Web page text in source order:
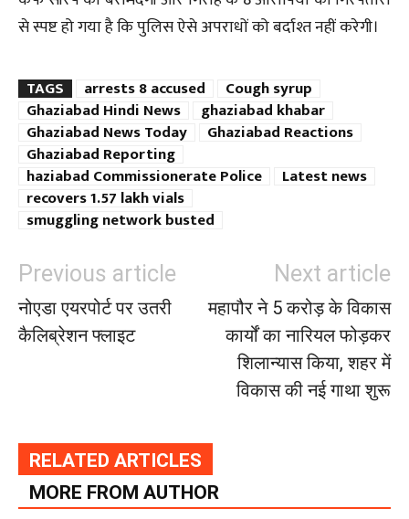
से स्पष्ट हो गया है कि पुलिस ऐसे अपराधों को बर्दाश्त नहीं करेगी।
TAGS arrests 8 accused
Cough syrup
Ghaziabad Hindi News
ghaziabad khabar
Ghaziabad News Today
Ghaziabad Reactions
Ghaziabad Reporting
haziabad Commissionerate Police
Latest news
recovers 1.57 lakh vials
smuggling network busted
Previous article
नोएडा एयरपोर्ट पर उतरी
कैलिब्रेशन फ्लाइट
Next article
महापौर ने 5 करोड़ के विकास
कार्यों का नारियल फोड़कर
शिलान्यास किया, शहर में
विकास की नई गाथा शुरू
RELATED ARTICLES
MORE FROM AUTHOR